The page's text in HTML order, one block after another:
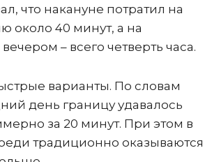
что накануне потратил на
около 40 минут, а на
– всего четверть часа.
варианты. По словам
день границу удавалось
за 20 минут. При этом в
традиционно оказываются